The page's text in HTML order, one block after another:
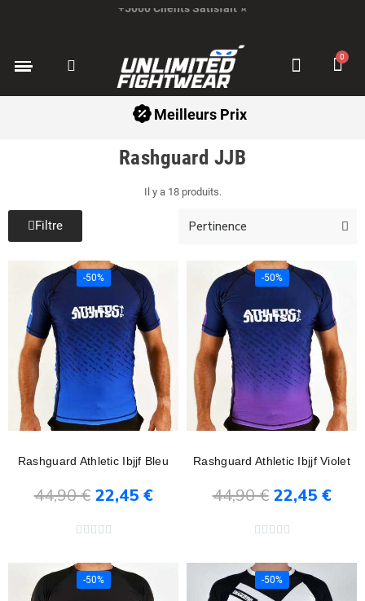
Paiement en 3x avec Klarna ✅
Retours Faciles
Rashguard JJB
Il y a 18 produits.
Filtre
-50%
Rashguard Athletic Ibjjf Bleu
44,90 € 22,45 €
    
-50%
Rashguard Athletic Ibjjf Violet
44,90 € 22,45 €
    
-50% -50%